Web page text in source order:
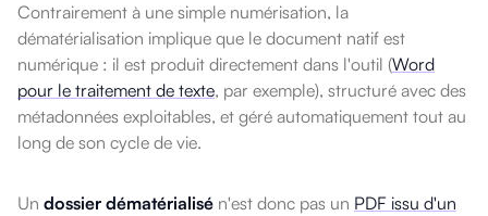
Contrairement à une simple numérisation, la
dématérialisation implique que le document natif est
numérique : il est produit directement dans l'outil (Word
pour le traitement de texte, par exemple), structuré avec des
métadonnées exploitables, et géré automatiquement tout au
long de son cycle de vie.
Un dossier dématérialisé n'est donc pas un PDF issu d'un